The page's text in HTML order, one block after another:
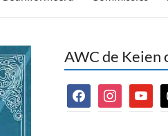
AWC de Keien
facebookinstagramyoutube